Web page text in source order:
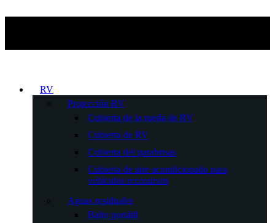
RV
Protección RV
Cubierta de la rueda de RV
Cubierta de RV
Cubierta del parabrisas
Cubierta de aire acondicionado para
vehículos recreativos
Aguas residuales
Baño portátil